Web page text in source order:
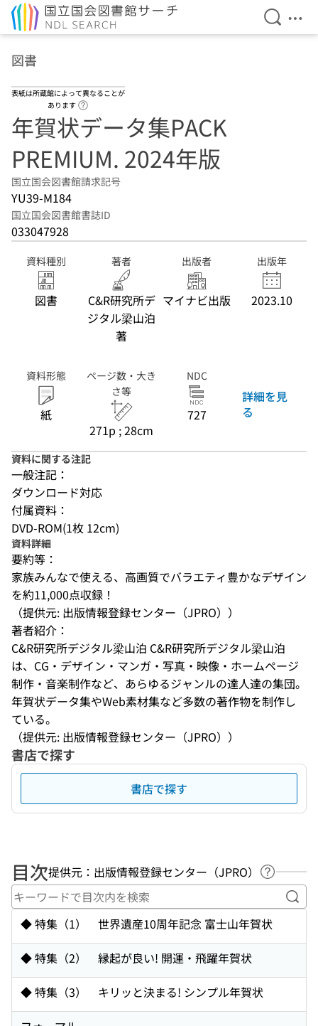
検索を
メ
図書
表紙は所蔵館によって異なることが
あります
年賀状データ集PACK
PREMIUM. 2024年版
国立国会図書館請求記号
YU39-M184
国立国会図書館書誌ID
033047928
資料種別
図書
著者
C&R研究所デ
ジタル梁山泊
著
出版者
マイナビ出版
出版年
2023.10
資料形態
紙
ページ数・大き
さ等
271p ; 28cm
NDC
727
詳細を見
る
資料に関する注記
一般注記：
ダウンロード対応
付属資料：
DVD-ROM(1枚 12cm)
資料詳細
要約等：
家族みんなで使える、高画質でバラエティ豊かなデザイン
を約11,000点収録！
（提供元: 出版情報登録センター（JPRO））
著者紹介：
C&R研究所デジタル梁山泊 C&R研究所デジタル梁山泊
は、CG・デザイン・マンガ・写真・映像・ホームページ
制作・音楽制作など、あらゆるジャンルの達人達の集団。
年賀状データ集やWeb素材集など多数の著作物を制作し
ている。
（提供元: 出版情報登録センター（JPRO））
書店で探す
書店で探す
目次提供元：出版情報登録センター（JPRO）
ヘルプペ
キ
◆ 特集（1） 世界遺産10周年記念 富士山年賀状
◆ 特集（2） 縁起が良い! 開運・飛躍年賀状
◆ 特集（3） キリッと決まる! シンプル年賀状